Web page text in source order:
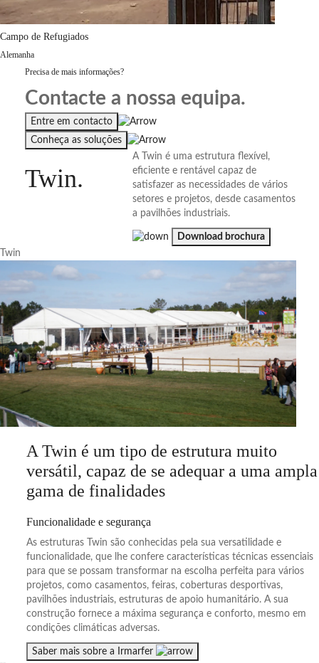
Campo de Refugiados
Alemanha
Precisa de mais informações?
Contacte a nossa equipa.
Entre em contacto
Conheça as soluções
Twin.
A Twin é uma estrutura flexível,
eficiente e rentável capaz de
satisfazer as necessidades de vários
setores e projetos, desde casamentos
a pavilhões industriais.
Download brochura
Twin
A Twin é um tipo de estrutura muito
versátil, capaz de se adequar a uma ampla
gama de finalidades
Funcionalidade e segurança
As estruturas Twin são conhecidas pela sua versatilidade e
funcionalidade, que lhe confere características técnicas essenciais
para que se possam transformar na escolha perfeita para vários
projetos, como casamentos, feiras, coberturas desportivas,
pavilhões industriais, estruturas de apoio humanitário. A sua
construção fornece a máxima segurança e conforto, mesmo em
condições climáticas adversas.
Saber mais sobre a Irmarfer